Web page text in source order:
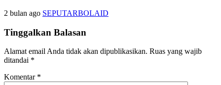
2 bulan ago SEPUTARBOLAID
Tinggalkan Balasan
Alamat email Anda tidak akan dipublikasikan. Ruas yang wajib
ditandai *
Komentar *